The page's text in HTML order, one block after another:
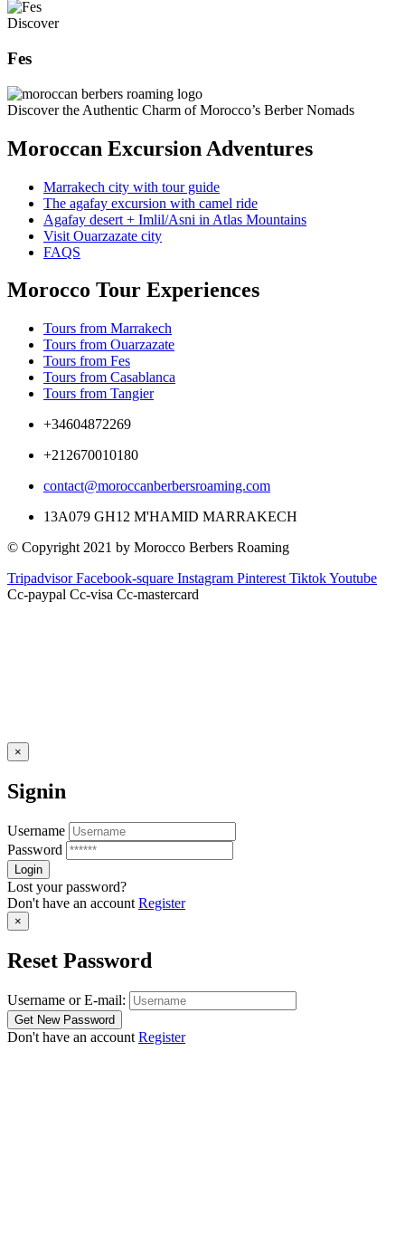
Discover
Fes
Discover the Authentic Charm of Morocco’s Berber Nomads
Moroccan Excursion Adventures
Marrakech city with tour guide
The agafay excursion with camel ride
Agafay desert + Imlil/Asni in Atlas Mountains
Visit Ouarzazate city
FAQS
Morocco Tour Experiences
Tours from Marrakech
Tours from Ouarzazate
Tours from Fes
Tours from Casablanca
Tours from Tangier
+34604872269
+212670010180
contact@moroccanberbersroaming.com
13A079 GH12 M'HAMID MARRAKECH
© Copyright 2021 by Morocco Berbers Roaming
Tripadvisor Facebook-square Instagram Pinterest TiktokYoutube
Cc-paypal Cc-visa Cc-mastercard
×
Signin
Username
Password
Lost your password?
Don't have an account Register
×
Reset Password
Username or E-mail:
Don't have an account Register